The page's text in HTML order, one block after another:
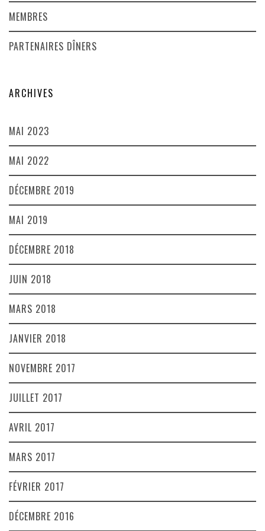
MEMBRES
PARTENAIRES DÎNERS
ARCHIVES
MAI 2023
MAI 2022
DÉCEMBRE 2019
MAI 2019
DÉCEMBRE 2018
JUIN 2018
MARS 2018
JANVIER 2018
NOVEMBRE 2017
JUILLET 2017
AVRIL 2017
MARS 2017
FÉVRIER 2017
DÉCEMBRE 2016